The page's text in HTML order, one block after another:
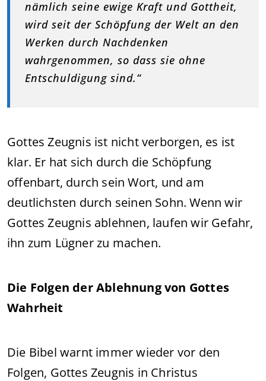
nämlich seine ewige Kraft und Gottheit,
wird seit der Schöpfung der Welt an den
Werken durch Nachdenken
wahrgenommen, so dass sie ohne
Entschuldigung sind.“
Gottes Zeugnis ist nicht verborgen, es ist
klar. Er hat sich durch die Schöpfung
offenbart, durch sein Wort, und am
deutlichsten durch seinen Sohn. Wenn wir
Gottes Zeugnis ablehnen, laufen wir Gefahr,
ihn zum Lügner zu machen.
Die Folgen der Ablehnung von Gottes
Wahrheit
Die Bibel warnt immer wieder vor den
Folgen, Gottes Zeugnis in Christus